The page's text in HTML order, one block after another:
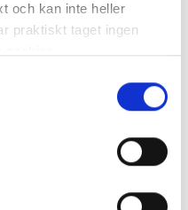
och kan inte heller
praktiskt taget ingen
på din dator,
kunna mäta hur du
Detta enbart för att
tjänster och service.
som sparas på din
ca 1-2 dagar
KÖP